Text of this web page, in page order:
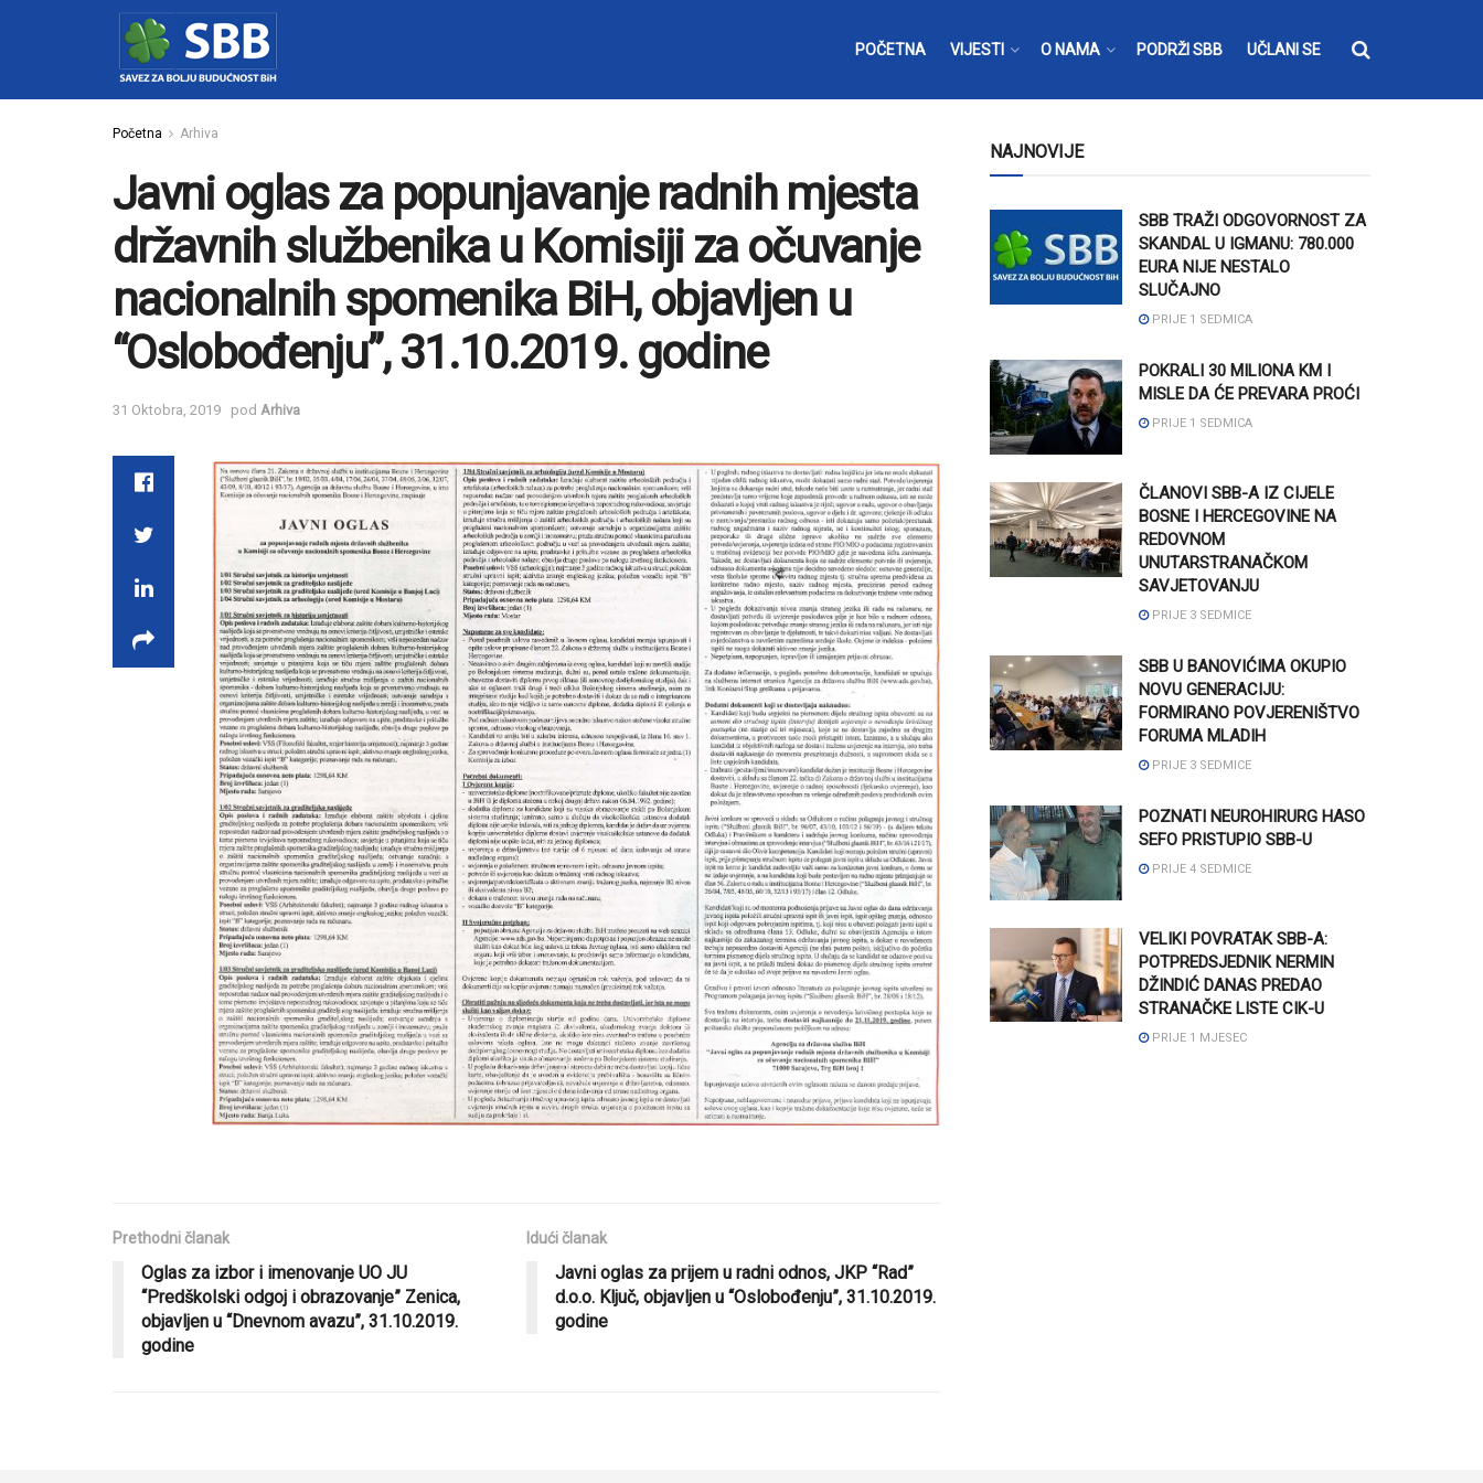
POČETNA VIJESTI O NAMA PODRŽI SBB UČLANI SE
Početna Arhiva
Javni oglas za popunjavanje radnih mjesta
državnih službenika u Komisiji za očuvanje
nacionalnih spomenika BiH, objavljen u
“Oslobođenju”, 31.10.2019. godine
31 Oktobra, 2019 pod Arhiva
Prethodni članak
Oglas za izbor i imenovanje UO JU
“Predškolski odgoj i obrazovanje” Zenica,
objavljen u “Dnevnom avazu”, 31.10.2019.
godine
Idući članak
Javni oglas za prijem u radni odnos, JKP “Rad”
d.o.o. Ključ, objavljen u “Oslobođenju”, 31.10.2019.
godine
NAJNOVIJE
SBB TRAŽI ODGOVORNOST ZA
SKANDAL U IGMANU: 780.000
EURA NIJE NESTALO
SLUČAJNO
PRIJE 1 SEDMICA
POKRALI 30 MILIONA KM I
MISLE DA ĆE PREVARA PROĆI
PRIJE 1 SEDMICA
ČLANOVI SBB-A IZ CIJELE
BOSNE I HERCEGOVINE NA
REDOVNOM
UNUTARSTRANAČKOM
SAVJETOVANJU
PRIJE 3 SEDMICE
SBB U BANOVIĆIMA OKUPIO
NOVU GENERACIJU:
FORMIRANO POVJERENIŠTVO
FORUMA MLADIH
PRIJE 3 SEDMICE
POZNATI NEUROHIRURG HASO
SEFO PRISTUPIO SBB-U
PRIJE 4 SEDMICE
VELIKI POVRATAK SBB-A:
POTPREDSJEDNIK NERMIN
DŽINDIĆ DANAS PREDAO
STRANAČKE LISTE CIK-U
PRIJE 1 MJESEC